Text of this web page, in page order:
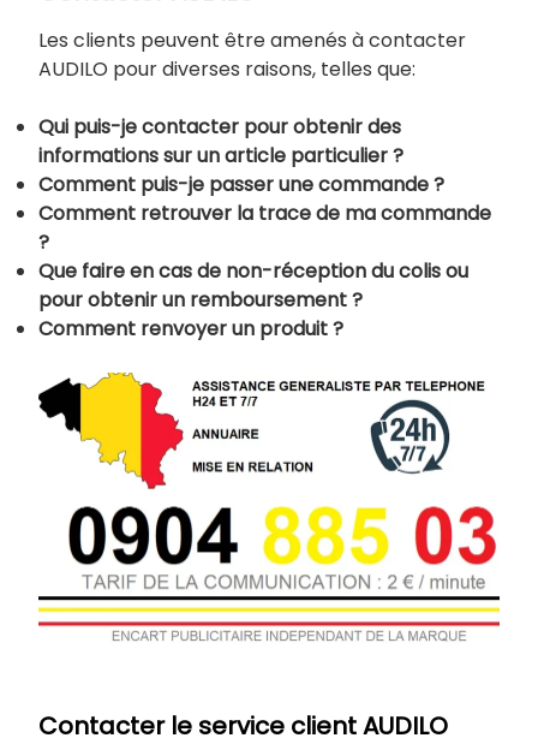
Les clients peuvent être amenés à contacter
AUDILO pour diverses raisons, telles que:
Qui puis-je contacter pour obtenir des
informations sur un article particulier ?
Comment puis-je passer une commande ?
Comment retrouver la trace de ma commande
?
Que faire en cas de non-réception du colis ou
pour obtenir un remboursement ?
Comment renvoyer un produit ?
Contacter le service client AUDILO